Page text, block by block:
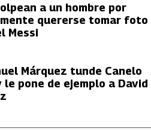
a un hombre por
quererse tomar foto
Messi
Márquez tunde Canelo
pone de ejemplo a David